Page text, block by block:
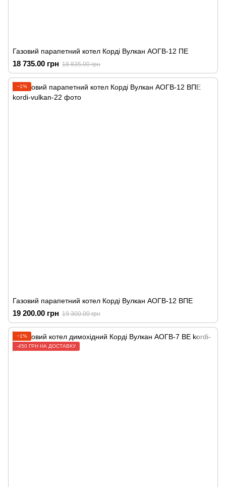
Газовий парапетний котел Корді Вулкан АОГВ-12 ПЕ
18 735.00 грн 18 835.00 грн
−1%
Газовий парапетний котел Корді Вулкан АОГВ-12 ВПЕ
19 200.00 грн 19 300.00 грн
−1%
-450 ГРН НА ДОСТАВКУ